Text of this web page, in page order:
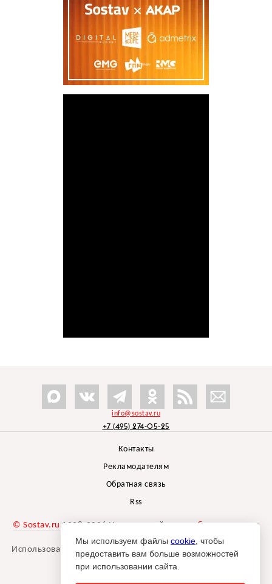
info@sostav.ru
+7 (495) 274-05-25
Контакты
Рекламодателям
Обратная связь
Rss
© Sostav.ru 1998-2026 Независимый проектбрендингового
агентства Depot
Использование материалов Sostav.ru допустимо только при
указании источника.
Мы используем файлы cookie , чтобы
предоставить вам больше возможностей
при использовании сайта.